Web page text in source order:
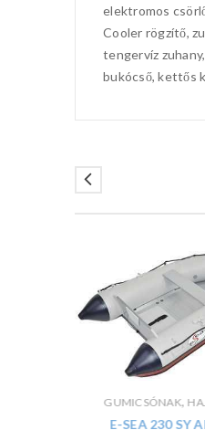
elektromos
Cooler rögzítő,
tengervíz
bukócső, kettős
GUMICSÓNAK,
E-SEA 230 SY